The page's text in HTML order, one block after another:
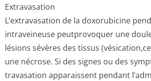
Extravasation
L’extravasation de la doxorubicine
intraveineuse peutprovoquer une
lésions sévères des tissus
une nécrose. Si des signes ou des
travasation apparaissent pendant